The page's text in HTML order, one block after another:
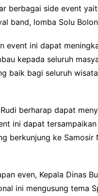
berbagai side event
band, lomba Solu
event ini dapat
kepada seluruh
baik bagi seluruh
berharap dapat
ini dapat
berkunjung ke Samosir
even, Kepala Dinas
ini mengusung tema